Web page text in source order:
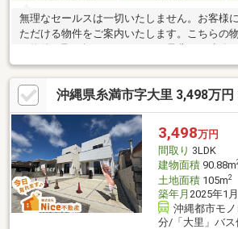
無理なセールスは一切いたしません。お客様
ただける物件をご案内いたします。こちらの
す！
沖縄県糸満市字大里 3,498万円
3,498万円
間取り 3LDK
建物面積90.88m
土地面積105m2
築年月 2025年1
沖縄都市モ
分/「大里」バス